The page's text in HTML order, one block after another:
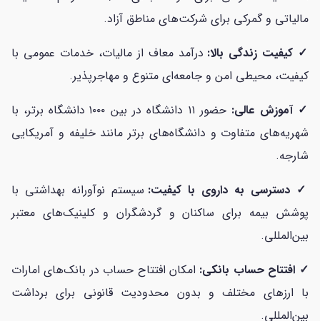
مالیاتی و گمرکی برای شرکت‌های مناطق آزاد.
✓ کیفیت زندگی بالا: درآمد معاف از مالیات، خدمات عمومی با
کیفیت، محیطی امن و جامعه‌ای متنوع و مهاجرپذیر.
✓ آموزش عالی:
حضور ۱۱ دانشگاه در بین ۱۰۰۰ دانشگاه برتر، با
شهریه‌های متفاوت و دانشگاه‌های برتر مانند خلیفه و آمریکایی
شارجه.
✓ دسترسی به داروی با کیفیت: سیستم نوآورانه بهداشتی با
پوشش بیمه برای ساکنان و گردشگران و کلینیک‌های معتبر
بین‌المللی.
✓ افتتاح حساب بانکی: امکان افتتاح حساب در بانک‌های امارات
با ارزهای مختلف و بدون محدودیت قانونی برای برداشت
بین‌المللی.